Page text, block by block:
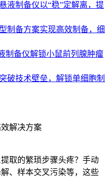
液制备仪以“稳”定解离，提
制备方案实现高效制备，细
制备仪解锁小鼠前列腺肿瘤
破技术壁垒，解锁单细胞制
解决方案
的繁琐步骤头疼？手动
、样本交叉污染等，这些